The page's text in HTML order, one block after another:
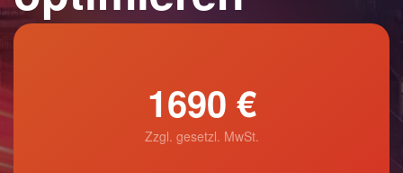
1690 €
Zzgl. gesetzl. MwSt.